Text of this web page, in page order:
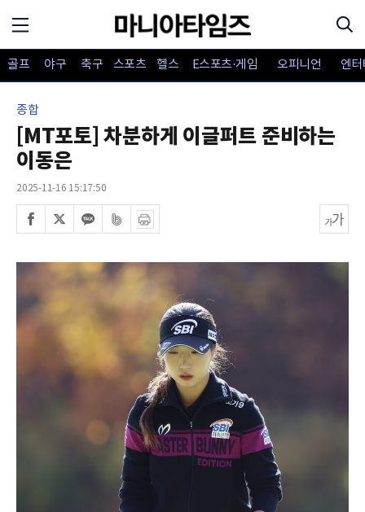
골프 야구 축구 스포츠 헬스 E스포츠·게임 오피니언 엔
종합
[MT포토] 차분하게 이글퍼트 준비하는
이동은
2025-11-16 15:17:50